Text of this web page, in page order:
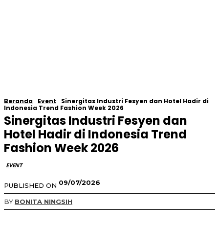
Beranda Event
Sinergitas Industri Fesyen dan Hotel Hadir di
Indonesia Trend Fashion Week 2026
Sinergitas Industri Fesyen dan
Hotel Hadir di Indonesia Trend
Fashion Week 2026
EVENT
PUBLISHED ON 09/07/2026
BY BONITA NINGSIH